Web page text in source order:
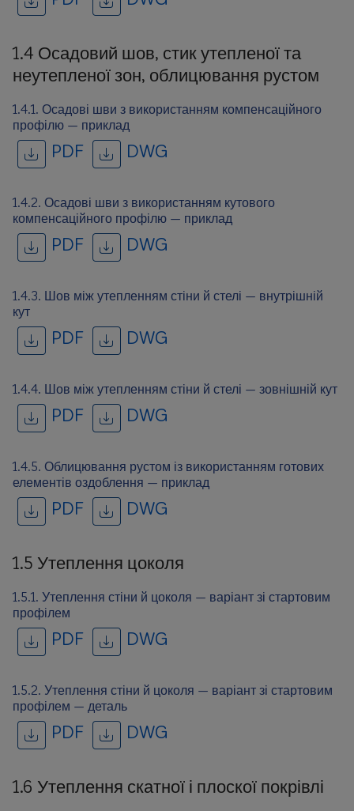
1.4 Осадовий шов, стик утепленої та
неутепленої зон, облицювання рустом
1.4.1. Осадові шви з використанням компенсаційного
профілю — приклад
PDF DWG
1.4.2. Осадові шви з використанням кутового
компенсаційного профілю — приклад
PDF DWG
1.4.3. Шов між утепленням стіни й стелі — внутрішній
кут
PDF DWG
1.4.4. Шов між утепленням стіни й стелі — зовнішній кут
PDF DWG
1.4.5. Облицювання рустом із використанням готових
елементів оздоблення — приклад
PDF DWG
1.5 Утеплення цоколя
1.5.1. Утеплення стіни й цоколя — варіант зі стартовим
профілем
PDF DWG
1.5.2. Утеплення стіни й цоколя — варіант зі стартовим
профілем — деталь
PDF DWG
1.6 Утеплення скатної і плоскої покрівлі